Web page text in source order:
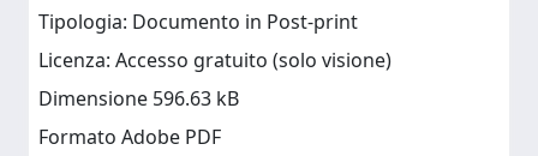
Tipologia: Documento in Post-print
Licenza: Accesso gratuito (solo visione)
Dimensione 596.63 kB
Formato Adobe PDF